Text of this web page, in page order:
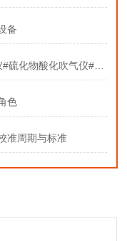
备
实验室前处理高效仪器如何选？#氮吹仪#硫化物酸化吹气仪#固相萃取装置
色
准周期与标准